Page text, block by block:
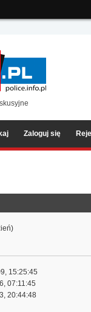
Zaloguj się
15:25:45
07:11:45
20:44:48